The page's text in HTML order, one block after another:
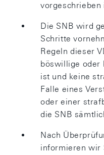
vorgeschrieben
Die SNB wird
Schritte
Regeln dieser
böswillige oder
ist und keine
Falle eines
oder einer
die SNB
Nach
informieren wir